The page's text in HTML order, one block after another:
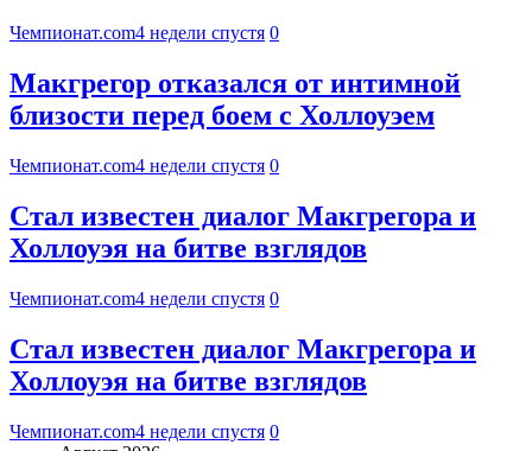
Чемпионат.com4 недели спустя 0
Макгрегор отказался от интимной
близости перед боем с Холлоуэем
Чемпионат.com4 недели спустя 0
Стал известен диалог Макгрегора и
Холлоуэя на битве взглядов
Чемпионат.com4 недели спустя 0
Стал известен диалог Макгрегора и
Холлоуэя на битве взглядов
Чемпионат.com4 недели спустя 0